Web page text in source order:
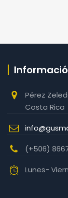
Pérez
Costa Rica
(+506)
Lunes-